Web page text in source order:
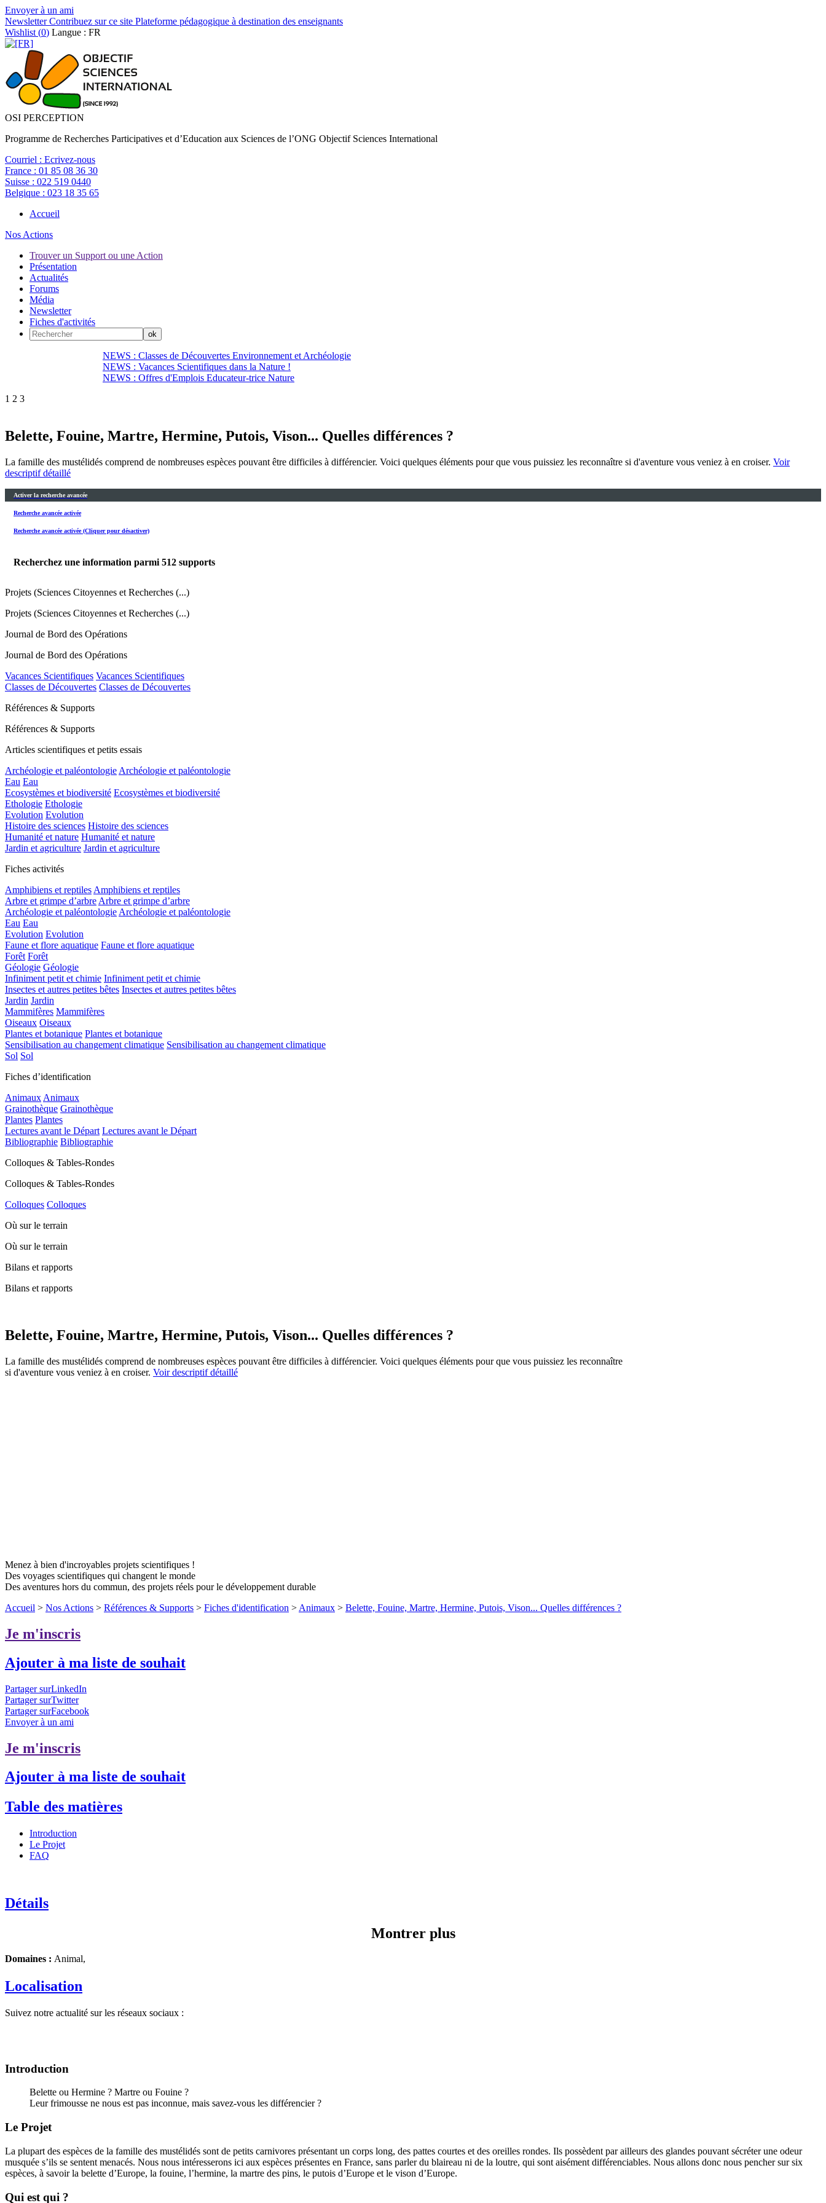
Envoyer à un ami
NewsletterContribuez sur ce site Plateforme pédagogique à destination des enseignants
Wishlist (0) Langue : FR
OSI PERCEPTION
Programme de Recherches Participatives et d’Education aux Sciences de l’ONG Objectif Sciences International
Courriel : Ecrivez-nous
France : 01 85 08 36 30
Suisse : 022 519 0440
Belgique : 023 18 35 65
Accueil
Nos Actions
Trouver un Support ou une Action
Présentation
Actualités
Forums
Média
Newsletter
Fiches d'activités
NEWS : Classes de Découvertes Environnement et Archéologie
NEWS : Vacances Scientifiques dans la Nature !
NEWS : Offres d'Emplois Educateur-trice Nature
1 2 3
Belette, Fouine, Martre, Hermine, Putois, Vison... Quelles différences ?
La famille des mustélidés comprend de nombreuses espèces pouvant être difficiles à différencier. Voici quelques éléments pour que vous puissiez les reconnaître si d'aventure vous veniez à en croiser. Voir
descriptif détaillé
Activer la recherche avancée
Recherche avancée activée
Recherche avancée activée (Cliquer pour désactiver)
Recherchez une information parmi 512 supports
Projets (Sciences Citoyennes et Recherches (...)
Projets (Sciences Citoyennes et Recherches (...)
Journal de Bord des Opérations
Journal de Bord des Opérations
Vacances Scientifiques Vacances Scientifiques
Classes de Découvertes Classes de Découvertes
Références & Supports
Références & Supports
Articles scientifiques et petits essais
Archéologie et paléontologie Archéologie et paléontologie
Eau Eau
Ecosystèmes et biodiversité Ecosystèmes et biodiversité
Ethologie Ethologie
Evolution Evolution
Histoire des sciences Histoire des sciences
Humanité et nature Humanité et nature
Jardin et agriculture Jardin et agriculture
Fiches activités
Amphibiens et reptiles Amphibiens et reptiles
Arbre et grimpe d’arbre Arbre et grimpe d’arbre
Archéologie et paléontologie Archéologie et paléontologie
Eau Eau
Evolution Evolution
Faune et flore aquatique Faune et flore aquatique
Forêt Forêt
Géologie Géologie
Infiniment petit et chimie Infiniment petit et chimie
Insectes et autres petites bêtes Insectes et autres petites bêtes
Jardin Jardin
Mammifères Mammifères
Oiseaux Oiseaux
Plantes et botanique Plantes et botanique
Sensibilisation au changement climatique Sensibilisation au changement climatique
Sol Sol
Fiches d’identification
Animaux Animaux
Grainothèque Grainothèque
Plantes Plantes
Lectures avant le Départ Lectures avant le Départ
Bibliographie Bibliographie
Colloques & Tables-Rondes
Colloques & Tables-Rondes
Colloques Colloques
Où sur le terrain
Où sur le terrain
Bilans et rapports
Bilans et rapports
Belette, Fouine, Martre, Hermine, Putois, Vison... Quelles différences ?
La famille des mustélidés comprend de nombreuses espèces pouvant être difficiles à différencier. Voici quelques éléments pour que vous puissiez les reconnaître
si d'aventure vous veniez à en croiser. Voir descriptif détaillé
Menez à bien d'incroyables projets scientifiques !
Des voyages scientifiques qui changent le monde
Des aventures hors du commun, des projets réels pour le développement durable
Accueil > Nos Actions > Références & Supports > Fiches d'identification > Animaux > Belette, Fouine, Martre, Hermine, Putois, Vison... Quelles différences ?
Je m'inscris
Ajouter à ma liste de souhait
Partager surLinkedIn
Partager surTwitter
Partager surFacebook
Envoyer à un ami
Je m'inscris
Ajouter à ma liste de souhait
Table des matières
Introduction
Le Projet
FAQ
Détails
Montrer plus
Domaines : Animal,
Localisation
Suivez notre actualité sur les réseaux sociaux :
Introduction
Belette ou Hermine ? Martre ou Fouine ?
Leur frimousse ne nous est pas inconnue, mais savez-vous les différencier ?
Le Projet
La plupart des espèces de la famille des mustélidés sont de petits carnivores présentant un corps long, des pattes courtes et des oreilles rondes. Ils possèdent par ailleurs des glandes pouvant sécréter une odeur
musquée s’ils se sentent menacés. Nous nous intéresserons ici aux espèces présentes en France, sans parler du blaireau ni de la loutre, qui sont aisément différenciables. Nous allons donc nous pencher sur six
espèces, à savoir la belette d’Europe, la fouine, l’hermine, la martre des pins, le putois d’Europe et le vison d’Europe.
Qui est qui ?